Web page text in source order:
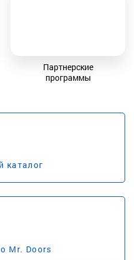
Партнерские
программы
каталог
Mr. Doors